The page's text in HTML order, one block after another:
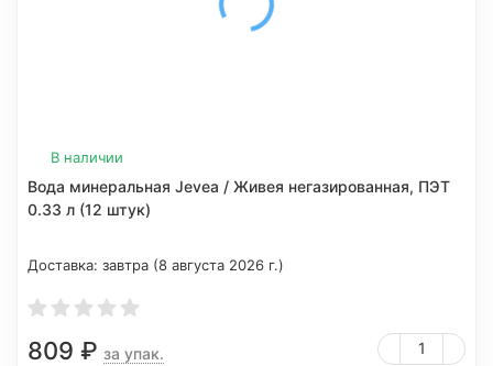
В наличии
Вода минеральная Jevea / Живея негазированная, ПЭТ
0.33 л (12 штук)
Доставка: завтра (8 августа 2026 г.)
809 ₽ за упак.